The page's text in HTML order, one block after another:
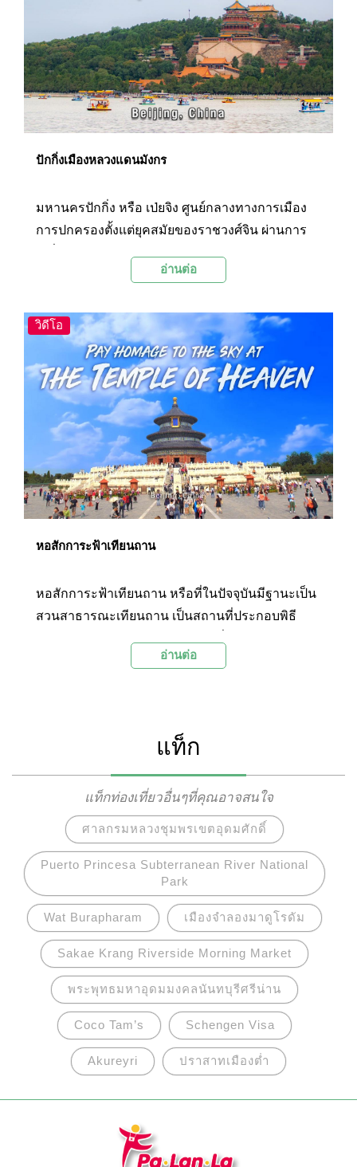
ปักกิ่งเมืองหลวงแดนมังกร
มหานครปักกิ่ง หรือ เป่ยจิง ศูนย์กลางทางการเมือง
การปกครองตั้งแต่ยุคสมัยของราชวงศ์จิน ผ่านการ
จนกระทั่งเดินทางมาถึงการปกครองแบบสาธารณรัฐ
จากต่างชาติหลั่งไหลเข้ามาทำธุรกิจ ติดต่อการค้า
และการท่องเที่ยวในปักกิ่งเป็นจำนวนมาก ภาพของ
มหานครปักกิ่งในวันนี้ เรียกว่าได้รับการพัฒนาอย่าง
รวดเร็ว ผู้คนต่างก็รับอิทธิพลด้านเทคโนโลยี และ
วัฒนธรรมจากตะวันตกเข้ามามากขึ้น
อ่านต่อ
วิดีโอ
หอสักการะฟ้าเทียนถาน
หอสักการะฟ้าเทียนถาน หรือที่ในปัจจุบันมีฐานะเป็น
สวนสาธารณะเทียนถาน เป็นสถานที่ประกอบพิธี
โดยก่อสร้างเป็นอาคารไม้หรือที่เรียกกันว่าตำหนัก
ถานได้ชื่อว่าเป็น สถานที่เพื่อการประกอบพิธี
บวงสรวงที่ใหญ่ที่สุดในโลก และ ได้รับการยกย่อง
จาก UNESCO ให้เป็นมรดกโลกในฐานะของสิ่ง
ก่อสร้างที่โดดเด่นด้านสถาปัตยกรรมการวางผัง และ
ด้านวัฒนธรรม ที่สืบทอดต่อกันมายาวนานกว่า
2,000 ปีของประเทศจีน
อ่านต่อ
แท็ก
แท็กท่องเที่ยวอื่นๆที่คุณอาจสนใจ
ศาลกรมหลวงชุมพรเขตอุดมศักดิ์
Puerto Princesa Subterranean River National
Park
Wat Burapharam เมืองจำลองมาดูโรดัม
Sakae Krang Riverside Morning Market
พระพุทธมหาอุดมมงคลนันทบุรีศรีน่าน
Coco Tam’s Schengen Visa
Akureyri ปราสาทเมืองต่ำ